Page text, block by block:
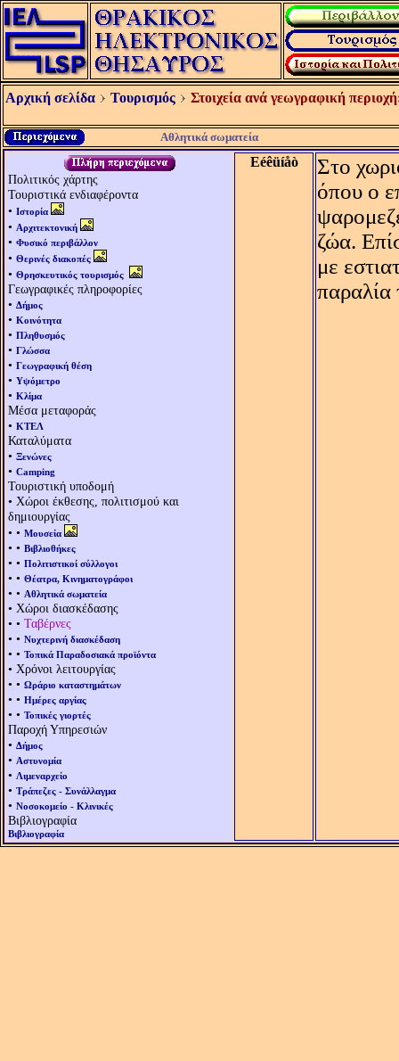
Αρχική σελίδα Τουρισμός Στοιχεία ανά γεωγραφική
Αθλητικά σωματεία
Πολιτικός χάρτης
Τουριστικά ενδιαφέροντα
• Ιστορία
• Αρχιτεκτονική
• Φυσικό περιβάλλον
• Θερινές διακοπές
• Θρησκευτικός τουρισμός
Γεωγραφικές πληροφορίες
• Δήμος
• Κοινότητα
• Πληθυσμός
• Γλώσσα
• Γεωγραφική θέση
• Υψόμετρο
• Κλίμα
Μέσα μεταφοράς
• ΚΤΕΛ
Καταλύματα
• Ξενώνες
• Camping
Τουριστική υποδομή
• Χώροι έκθεσης, πολιτισμού και
δημιουργίας
• • Μουσεία
• • Βιβλιοθήκες
• • Πολιτιστικοί σύλλογοι
• • Θέατρα, Κινηματογράφοι
• • Αθλητικά σωματεία
• Χώροι διασκέδασης
• • Ταβέρνες
• • Νυχτερινή διασκέδαση
• • Τοπικά Παραδοσιακά προϊόντα
• Χρόνοι λειτουργίας
• • Ωράριο καταστημάτων
• • Ημέρες αργίας
• • Τοπικές γιορτές
Παροχή Υπηρεσιών
• Δήμος
• Αστυνομία
• Λιμεναρχείο
• Τράπεζες - Συνάλλαγμα
• Νοσοκομείο - Κλινικές
Βιβλιογραφία
Βιβλιογραφία
Eéêüíåò
Στο
όπου ο
ζώα.
με
παραλία